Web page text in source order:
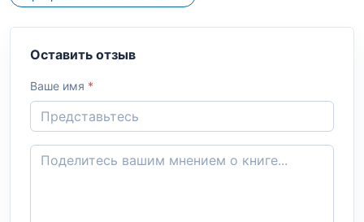
Оставить отзыв
Ваше имя *